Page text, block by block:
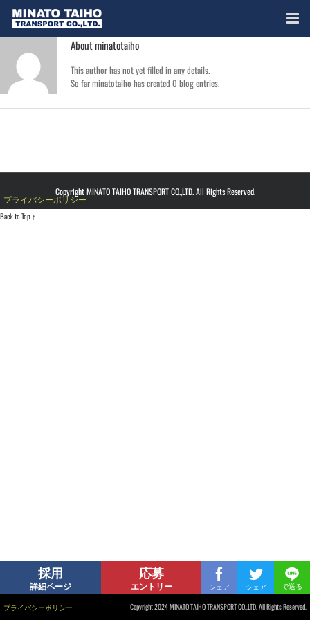
Aboutminatotaiho
This author has not yet filled in any details.
So far minatotaiho has created 0 blog entries.
採用
詳細ページ
応募
エントリー シェア シェア で送る
プライバシーポリシー Copyright 2024 MINATO TAIHO TRANSPORT CO.,LTD. All Rights Reserved.
プライバシーポリシー
Copyright MINATO TAIHO TRANSPORT CO.,LTD. All Rights Reserved.
Back to Top ↑